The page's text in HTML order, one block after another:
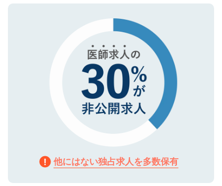
で、機密保持に関してもご安心ください。
ので、まずはご登録ください。
他にはない独占求人を多数保有